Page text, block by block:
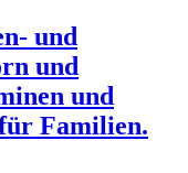
und
und
und
Familien.